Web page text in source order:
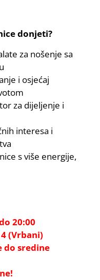
donjeti?
za nošenje sa
i osjećaj
za dijeljenje i
interesa i
s više energije,
20:00
(Vrbani)
do sredine